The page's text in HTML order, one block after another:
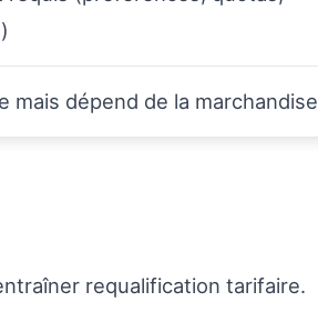
mais dépend de la marchandise
requalification tarifaire.